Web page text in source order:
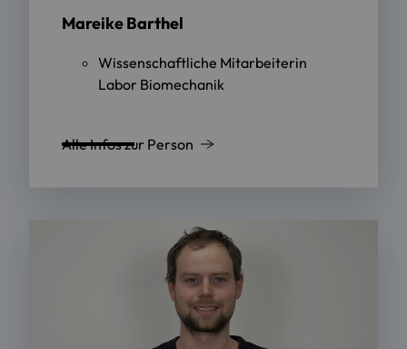
Mareike Barthel
Wissenschaftliche Mitarbeiterin
Labor Biomechanik
Alle Infos zur Person